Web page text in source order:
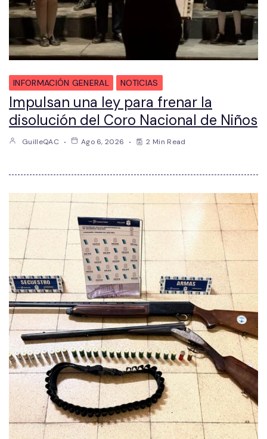
INFORMACIÓN GENERAL NOTICIAS
Impulsan una ley para frenar la
disolución del Coro Nacional de Niños
GuilleQAC Ago 6, 2026 2 Min Read